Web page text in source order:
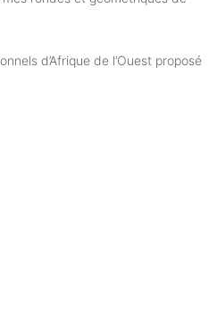
d’Afrique de l’Ouest proposé